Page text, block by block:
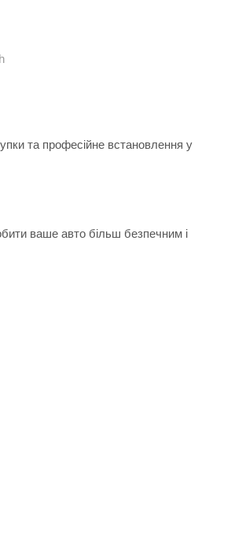
та професійне встановлення у
ваше авто більш безпечним і